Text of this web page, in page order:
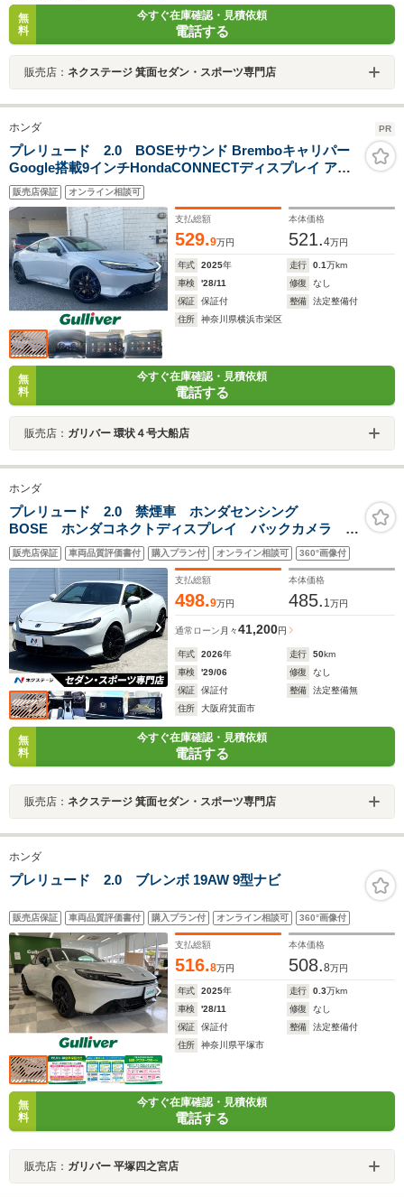
無
料
今すぐ在庫確認・見積依頼
電話する
販売店： ネクステージ 箕面セダン・スポーツ専門店
ホンダ PR
プレリュード 2.0 BOSEサウンド Bremboキャリパー
Google搭載9インチHondaCONNECTディスプレイ アダ
プティブクルーズコントロール デジタルメーター ワイヤ
レス充電 本革シート ETC 1オーナー ホンダセンシング 禁
煙車
販売店保証 オンライン相談可
支払総額
529.9万円
本体価格
521.4万円
年式 2025年 走行 0.1万km
車検
'28/11 修復
なし
保証
保証付 整備
法定整備付
住所
神奈川県横浜市栄区
無
料
今すぐ在庫確認・見積依頼
電話する
販売店： ガリバー 環状４号大船店
ホンダ
プレリュード 2.0 禁煙車 ホンダセンシング
BOSE ホンダコネクトディスプレイ バックカメラ ブ
ルー/ホワイトツートンシート シートヒーター LEDヘ
ッド brembo製ブルーキャリパー 純正19インチAW
ETC
販売店保証 車両品質評価書付 購入プラン付 オンライン相談可 360°画像付
支払総額
498.9万円
本体価格
485. 1万円
通常ローン 月々41,200円
年式 2026年 走行 50km
車検
'29/06 修復
なし
保証
保証付 整備
法定整備無
住所
大阪府箕面市
無
料
今すぐ在庫確認・見積依頼
電話する
販売店： ネクステージ 箕面セダン・スポーツ専門店
ホンダ
プレリュード 2.0 ブレンボ 19AW 9型ナビ
販売店保証 車両品質評価書付 購入プラン付 オンライン相談可 360°画像付
支払総額
516.8万円
本体価格
508.8万円
年式 2025年 走行 0.3万km
車検
'28/11 修復
なし
保証
保証付 整備
法定整備付
住所
神奈川県平塚市
無
料
今すぐ在庫確認・見積依頼
電話する
販売店： ガリバー 平塚四之宮店